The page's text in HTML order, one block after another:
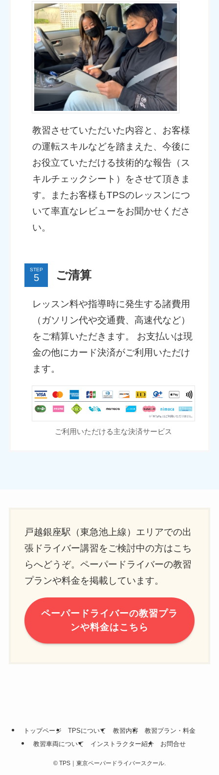
教習させていただいた内容と、お客様
の運転スキルなどを踏まえた、今後に
お役立ていただける技術的な報告（ス
キルチェックシート）をさせて頂きま
す。またお客様もTPSのレッスンにつ
いて率直なレビューをお聞かせくださ
い。
STEP ご清算
レッスン料や指導時に発生する諸費用
（ガソリン代や交通費、高速代など）
をご精算いただきます。 お支払いは現
金の他にカード決済がご利用いただけ
ます。
ご利用いただける主な決済サービス
戸越銀座駅（東急池上線）エリアでの出
張ドライバー講習をご検討中の方はこち
らへどうぞ。ペーパードライバーの教習
プランや料金を掲載しています。
ペーパードライバーの教習プラ
ンや料金はこちら
トップページ TPSについて 教習内容
教習プラン・料金
教習車両について
インストラクター紹介 お問合せ
© TPS｜東京ペーパードライバースクール.